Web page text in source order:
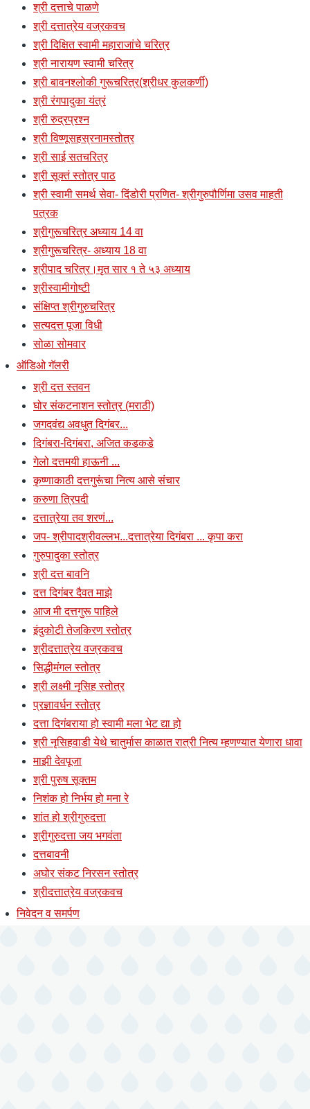
श्री दत्ताचे पाळणे
श्री दत्तात्रेय वज्रकवच
श्री दिक्षित स्वामी महाराजांचे चरित्र
श्री नारायण स्वामी चरित्र
श्री बावनश्लोकी गुरूचरित्र(श्रीधर कुलकर्णी)
श्री रंगपादुका यंत्रं
श्री रुद्रप्रश्न
श्री विष्णूसहस्रनामस्तोत्र
श्री साई सतचरित्र
श्री सूक्तं स्तोत्र पाठ
श्री स्वामी समर्थ सेवा- दिंडोरी प्रणित- श्रीगुरुपौर्णिमा उसव माहती
पत्रक
श्रीगुरूचरित्र अध्याय 14 वा
श्रीगुरूचरित्र- अध्याय 18 वा
श्रीपाद चरित्र।मृत सार १ ते ५३ अध्याय
श्रीस्वामीगोष्टी
संक्षिप्त श्रीगुरुचरित्र
सत्यदत्त पूजा विधी
सोळा सोमवार
ऑडिओ गॅलरी
श्री दत्त स्तवन
घोर संकटनाशन स्तोत्र (मराठी)
जगदवंद्य अवधुत दिगंबर...
दिगंबरा-दिगंबरा, अजित कडकडे
गेलो दत्तमयी हाऊनी ...
कृष्णाकाठी दत्तगुरूंचा नित्य आसे संचार
करुणा त्रिपदी
दत्तात्रेया तव शरणं...
जप- श्रीपादश्रीवल्लभ...दत्तात्रेया दिगंबरा ... कृपा करा
गुरुपादुका स्तोत्र
श्री दत्त बावनि
दत्त दिगंबर दैवत माझे
आज मी दत्तगुरू पाहिले
इंदुकोटी तेजकिरण स्तोत्र
श्रीदत्तात्रेय वज्रकवच
सिद्धीमंगल स्तोत्र
श्री लक्ष्मी नृसिह स्तोत्र
प्रज्ञावर्धन स्तोत्र
दत्ता दिगंबराया हो स्वामी मला भेट द्या हो
श्री नृसिहवाडी येथे चातुर्मास काळात रात्री नित्य म्हणण्यात येणारा धावा
माझी देवपूजा
श्री पुरुष सूक्तम
निशंक हो निर्भय हो मना रे
शांत हो श्रीगुरुदत्ता
श्रीगुरुदत्ता जय भगवंता
दत्तबावनी
अघोर संकट निरसन स्तोत्र
श्रीदत्तात्रेय वज्रकवच
निवेदन व समर्पण